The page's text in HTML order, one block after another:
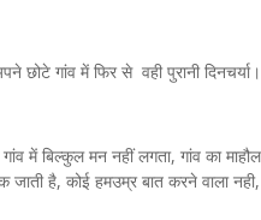
छोटे गांव में फिर से वही पुरानी दिनचर्या।
में बिल्कुल मन नहीं लगता, गांव का
है, कोई हमउम्र बात करने वाला नही,